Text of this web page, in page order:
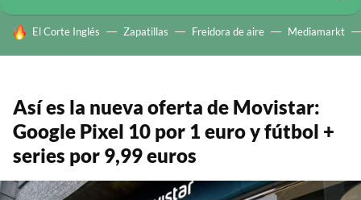
HOY SE HABLA DE
El Corte Inglés Zapatillas Freidora de aire Mediamarkt
Así es la nueva oferta de Movistar:
Google Pixel 10 por 1 euro y fútbol +
series por 9,99 euros